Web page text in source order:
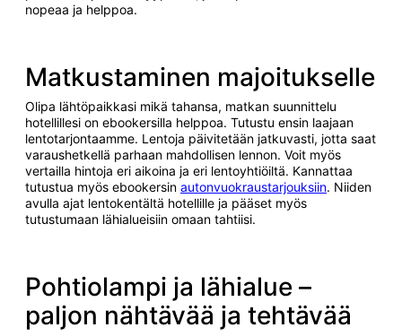
nopeaa ja helppoa.
Matkustaminen majoitukselle
Olipa lähtöpaikkasi mikä tahansa, matkan suunnittelu
hotellillesi on ebookersilla helppoa. Tutustu ensin laajaan
lentotarjontaamme. Lentoja päivitetään jatkuvasti, jotta saat
varaushetkellä parhaan mahdollisen lennon. Voit myös
vertailla hintoja eri aikoina ja eri lentoyhtiöiltä. Kannattaa
tutustua myös ebookersin autonvuokraustarjouksiin. Niiden
avulla ajat lentokentältä hotellille ja pääset myös
tutustumaan lähialueisiin omaan tahtiisi.
Pohtiolampi ja lähialue –
paljon nähtävää ja tehtävää